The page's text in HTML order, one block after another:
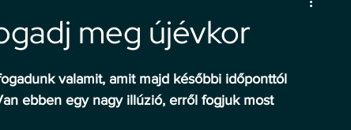
meg újévkor
valamit, amit majd későbbi időponttól
ebben egy nagy illúzió, erről fogjuk most